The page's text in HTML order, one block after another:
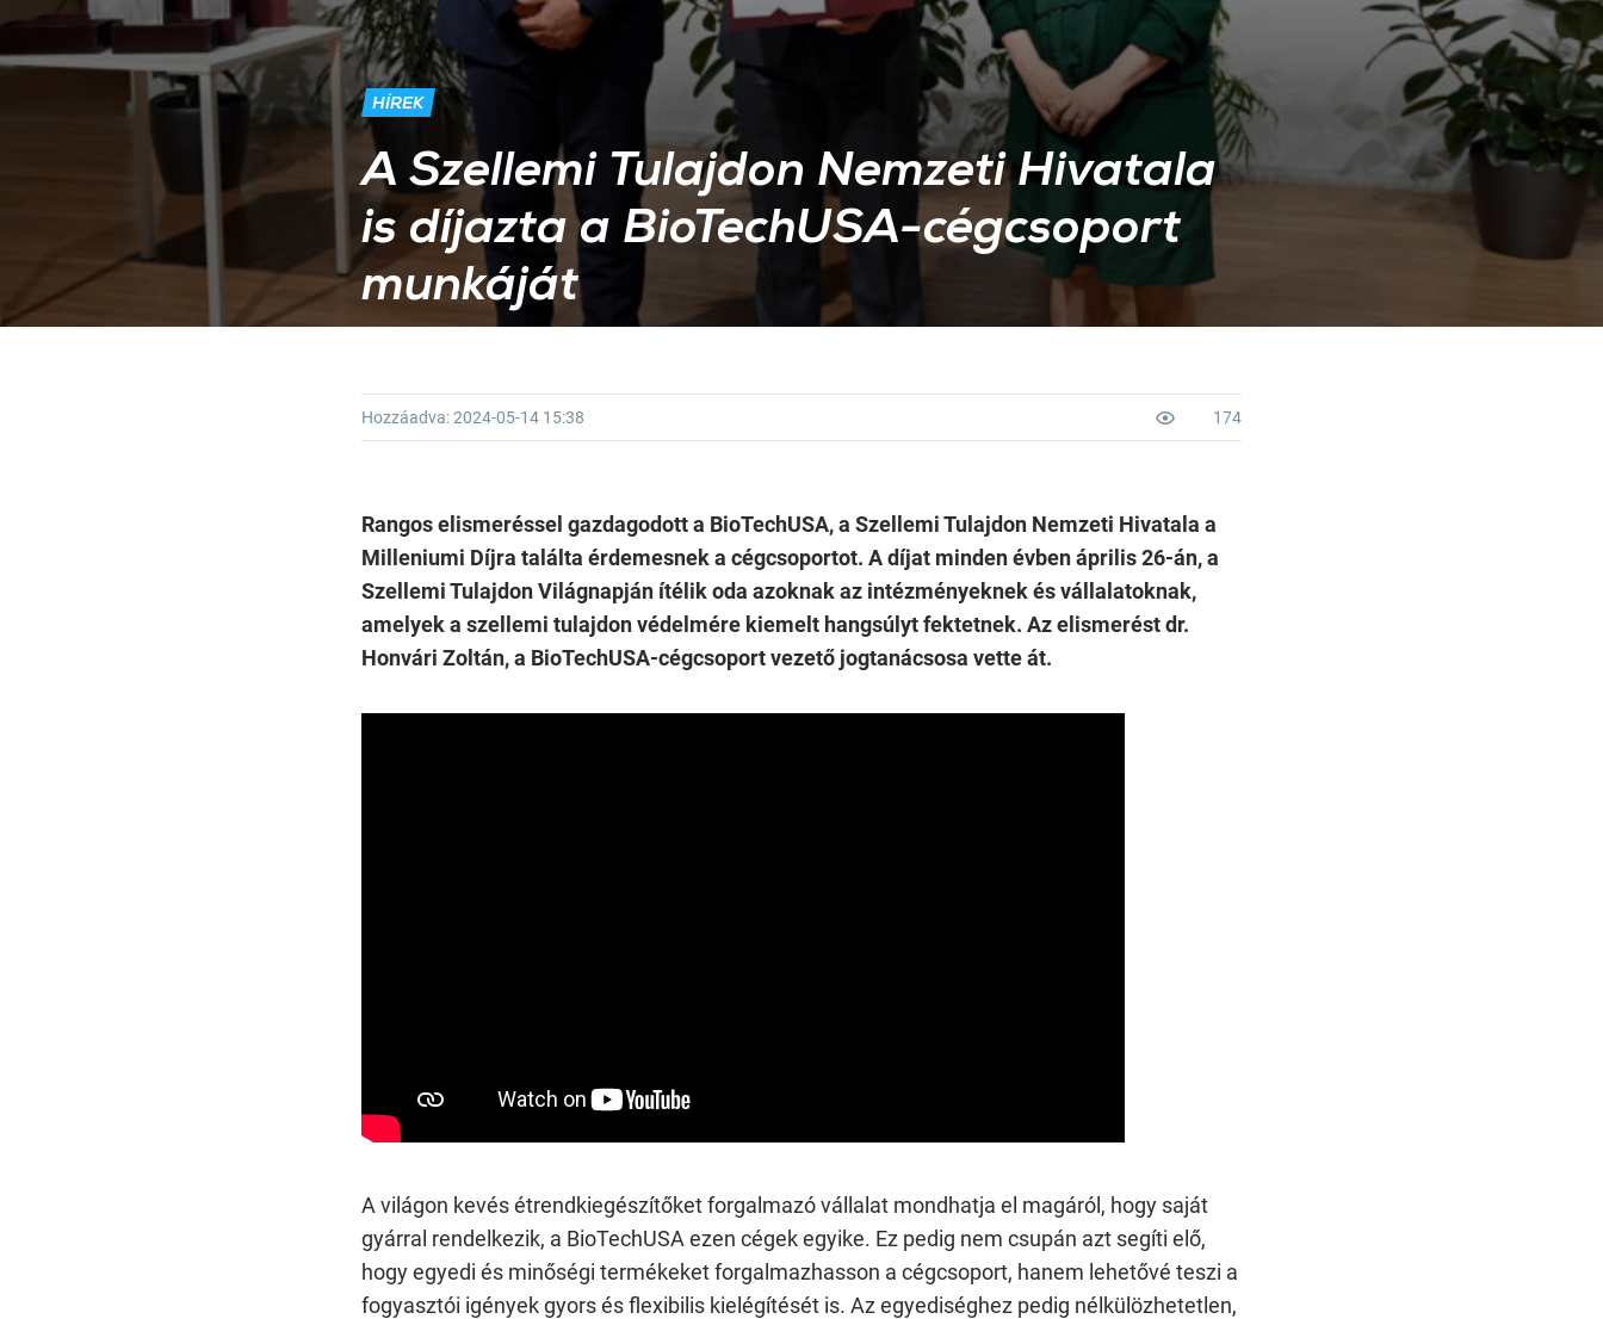
HÍREK
A Szellemi Tulajdon Nemzeti Hivatala
is díjazta a BioTechUSA-cégcsoport
munkáját
Hozzáadva:2024-05-14 15:38 174
Rangos elismeréssel gazdagodott a BioTechUSA, a Szellemi Tulajdon Nemzeti Hivatala a
Milleniumi Díjra találta érdemesnek a cégcsoportot. A díjat minden évben április 26-án, a
Szellemi Tulajdon Világnapján ítélik oda azoknak az intézményeknek és vállalatoknak,
amelyek a szellemi tulajdon védelmére kiemelt hangsúlyt fektetnek. Az elismerést dr.
Honvári Zoltán, a BioTechUSA-cégcsoport vezető jogtanácsosa vette át.
A világon kevés étrendkiegészítőket forgalmazó vállalat mondhatja el magáról, hogy saját
gyárral rendelkezik, a BioTechUSA ezen cégek egyike. Ez pedig nem csupán azt segíti elő,
hogy egyedi és minőségi termékeket forgalmazhasson a cégcsoport, hanem lehetővé teszi a
fogyasztói igények gyors és flexibilis kielégítését is. Az egyediséghez pedig nélkülözhetetlen,